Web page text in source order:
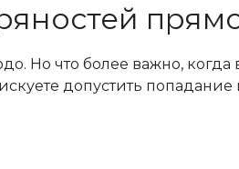
Но что более важно,
допустить попадание